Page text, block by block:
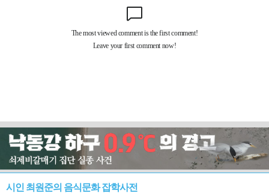
시인 최원준의 음식문화 잡학사전